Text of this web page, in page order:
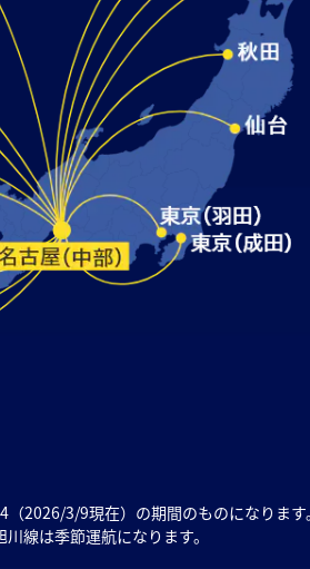
2026/3/9現在）の期間のものになります
線は季節運航になります。